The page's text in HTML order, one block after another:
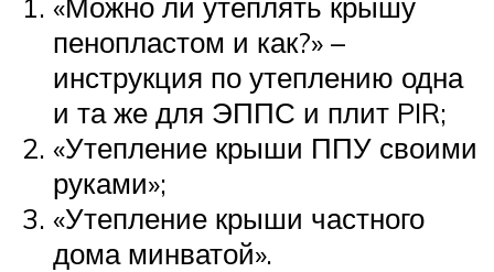
пенопластом и как?» –
инструкция по утеплению одна
и та же для ЭППС и плит PIR;
«Утепление крыши ППУ своими
руками»;
«Утепление крыши частного
дома минватой».